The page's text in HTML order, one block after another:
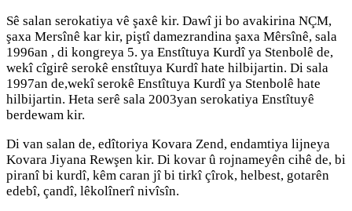
Sê salan serokatiya vê şaxê kir. Dawî ji bo avakirina NÇM,
şaxa Mersînê kar kir, piştî damezrandina şaxa Mêrsînê, sala
1996an , di kongreya 5. ya Enstîtuya Kurdî ya Stenbolê de,
wekî cîgirê serokê enstîtuya Kurdî hate hilbijartin. Di sala
1997an de,wekî serokê Enstîtuya Kurdî ya Stenbolê hate
hilbijartin. Heta serê sala 2003yan serokatiya Enstîtuyê
berdewam kir.
Di van salan de, edîtoriya Kovara Zend, endamtiya lijneya
Kovara Jiyana Rewşen kir. Di kovar û rojnameyên cihê de, bi
piranî bi kurdî, kêm caran jî bi tirkî çîrok, helbest, gotarên
edebî, çandî, lêkolînerî nivîsîn.